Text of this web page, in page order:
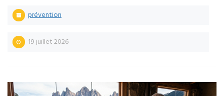
prévention
19 juillet 2026